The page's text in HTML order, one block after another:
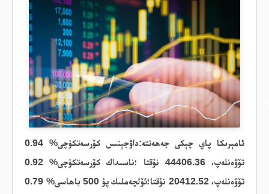
ئامېرىكا پاي چېكى جەھەتتە:داۋجېنىس
كۆرسەتكۈچى% 0.94
تۆۋەنلەپ، 44406.36 نۇقتا ؛ناسىداك
كۆرسەتكۈچى% 0.92
تۆۋەنلەپ، 20412.52 نۇقتا؛ئۆلچەملىك پۇ 500 باھاسى% 0.79